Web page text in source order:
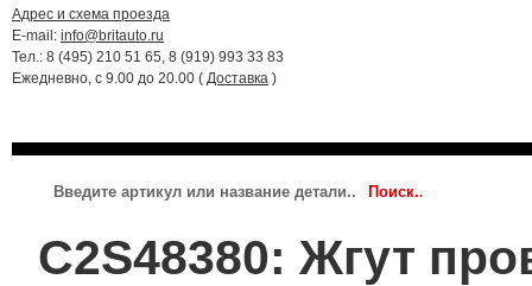
Адрес и схема проезда
E-mail: info@britauto.ru
Тел.: 8 (495) 210 51 65, 8 (919) 993 33 83
Ежедневно, с 9.00 до 20.00 ( Доставка )
C2S48380: Жгут